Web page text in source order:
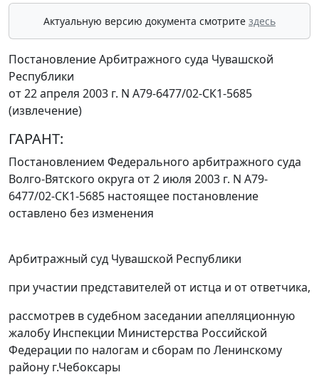
Актуальную версию документа смотрите здесь
Постановление Арбитражного суда Чувашской
Республики
от 22 апреля 2003 г. N А79-6477/02-СК1-5685
(извлечение)
ГАРАНТ:
Постановлением Федерального арбитражного суда
Волго-Вятского округа от 2 июля 2003 г. N А79-
6477/02-СК1-5685 настоящее постановление
оставлено без изменения
Арбитражный суд Чувашской Республики
при участии представителей от истца и от ответчика,
рассмотрев в судебном заседании апелляционную
жалобу Инспекции Министерства Российской
Федерации по налогам и сборам по Ленинскому
району г.Чебоксары